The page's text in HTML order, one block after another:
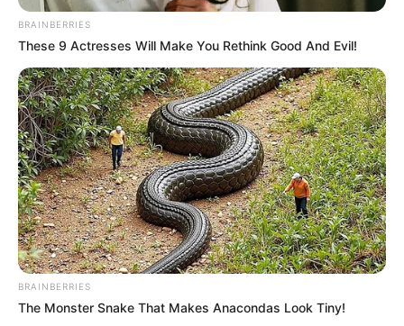
BRAINBERRIES
These 9 Actresses Will Make You Rethink Good And Evil!
BRAINBERRIES
The Monster Snake That Makes Anacondas Look Tiny!